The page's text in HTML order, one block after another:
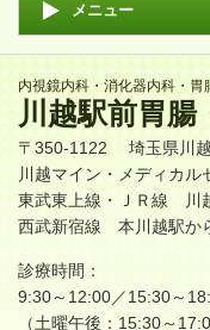
メニュー
内視鏡内科・消化器内科・胃
川越駅前胃
〒350-1122 埼玉県川
川越マイン・メディカル
東武東上線・ＪＲ線 川
西武新宿線 本川越駅か
診療時間：
9:30～12:00／15:30～
（土曜午後：15:30～